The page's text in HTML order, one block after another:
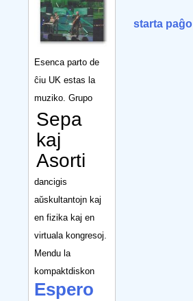
Esenca parto de
ĉiu UK estas la
muziko. Grupo
Sepa
kaj
Asorti
dancigis
aŭskultantojn kaj
en fizika kaj en
virtuala kongresoj.
Mendu la
kompaktdiskon
Espero
starta paĝo